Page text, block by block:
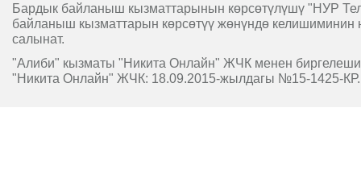
Бардык байланыш кызматтарынын көрсөтүлүшү "НУР
байланыш кызматтарын көрсөтүү жөнүндө келишиминин
салынат.
"Алиби" кызматы "Никита Онлайн" ЖЧК менен
"Никита Онлайн" ЖЧК: 18.09.2015-жылдагы №15-1425-КР.